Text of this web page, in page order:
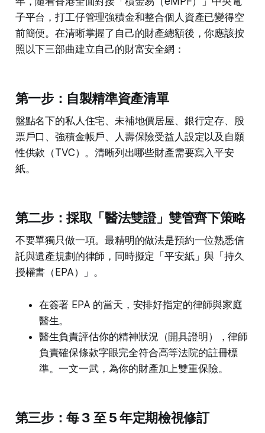
子平台，打工仔管理強積金和整合個人資產已變得空
前簡便。在清晰掌握了自己的財產總額後，你應該按
照以下三部曲建立自己的財富安全網：
第一步：自製精準資產清單
盤點名下的私人住宅、未補地價居屋、銀行定存、股
票戶口、強積金帳戶、人壽保險受益人設定以及自願
性供款（TVC）。清晰列出哪些財產需要寫入平安
紙。
第二步：採取「醫法雙證」雙管齊下策略
不要單獨只做一項。最精明的做法是預約一位熟悉信
託與遺產規劃的律師，同時擬定「平安紙」與「持久
授權書（EPA）」。
在簽署 EPA 的當天，安排好指定的律師與家庭
醫生。
醫生負責評估你的精神狀況（開具證明），律師
負責確保條款字眼完全符合高等法院的註冊標
準。一文一武，為你的財產加上雙重保險。
第三步：每 3 至 5 年定期檢視修訂